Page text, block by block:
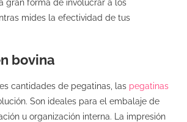
gran forma de involucrar a los
mides la efectividad de tus
bovina
cantidades de pegatinas, las pegatinas
Son ideales para el embalaje de
u organización interna. La impresión